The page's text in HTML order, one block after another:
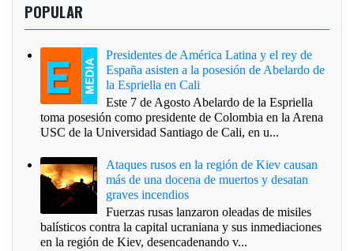
POPULAR
Presidentes de América Latina y el rey de
España asisten a la posesión de Abelardo de
la Espriella en Cali
Este 7 de Agosto Abelardo de la Espriella
toma posesión como presidente de Colombia en la Arena
USC de la Universidad Santiago de Cali, en u...
Ataques rusos en la región de Kiev causan
más de una docena de muertos y desatan
graves incendios
Fuerzas rusas lanzaron oleadas de misiles
balísticos contra la capital ucraniana y sus inmediaciones
en la región de Kiev, desencadenando v...